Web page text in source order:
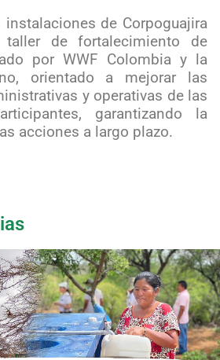
de Corpoguajira
de fortalecimiento de
por WWF Colombia y la
orientado a mejorar las
y operativas de las
garantizando la
acciones a largo plazo.